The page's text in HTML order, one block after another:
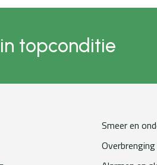
topconditie
Smeer en
Overbrenging